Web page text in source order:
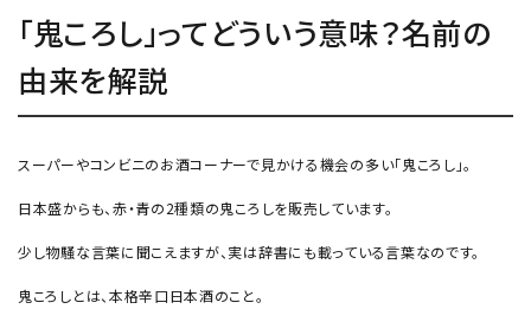
「鬼ころし」ってどういう意味？名前の
由来を解説
スーパーやコンビニのお酒コーナーで見かける機会の多い「鬼ころし」。
日本盛からも、赤・青の2種類の鬼ころしを販売しています。
少し物騒な言葉に聞こえますが、実は辞書にも載っている言葉なのです。
鬼ころしとは、本格辛口日本酒のこと。